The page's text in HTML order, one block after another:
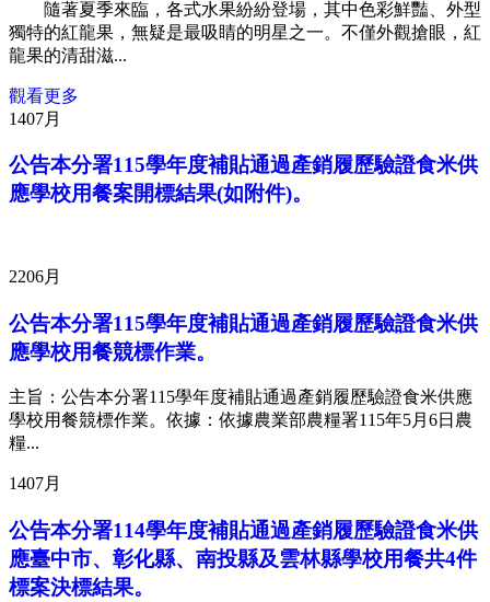
隨著夏季來臨，各式水果紛紛登場，其中色彩鮮豔、外型
獨特的紅龍果，無疑是最吸睛的明星之一。不僅外觀搶眼，紅
龍果的清甜滋...
觀看更多
1407月
公告本分署115學年度補貼通過產銷履歷驗證食米供
應學校用餐案開標結果(如附件)。
2206月
公告本分署115學年度補貼通過產銷履歷驗證食米供
應學校用餐競標作業。
主旨：公告本分署115學年度補貼通過產銷履歷驗證食米供應
學校用餐競標作業。依據：依據農業部農糧署115年5月6日農
糧...
1407月
公告本分署114學年度補貼通過產銷履歷驗證食米供
應臺中市、彰化縣、南投縣及雲林縣學校用餐共4件
標案決標結果。